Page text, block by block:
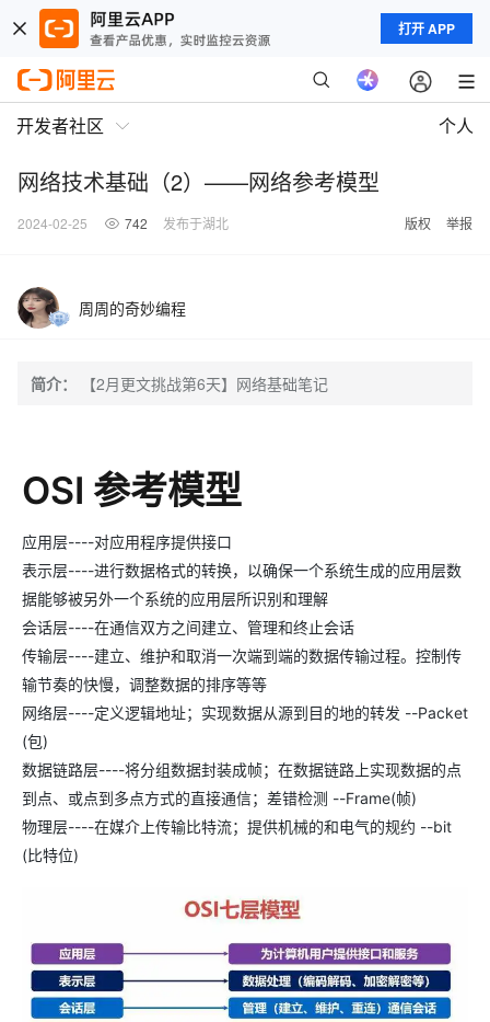
打开 APP
开发者社区 个人
网络技术基础（2）——网络参考模型
2024-02-25 742 发布于湖北 版权 举报
周周的奇妙编程
简介： 【2月更文挑战第6天】网络基础笔记
OSI 参考模型
应用层----对应用程序提供接口
表示层----进行数据格式的转换，以确保一个系统生成的应用层数
据能够被另外一个系统的应用层所识别和理解
会话层----在通信双方之间建立、管理和终止会话
传输层----建立、维护和取消一次端到端的数据传输过程。控制传
输节奏的快慢，调整数据的排序等等
网络层----定义逻辑地址；实现数据从源到目的地的转发 --Packet
(包)
数据链路层----将分组数据封装成帧；在数据链路上实现数据的点
到点、或点到多点方式的直接通信；差错检测 --Frame(帧)
物理层----在媒介上传输比特流；提供机械的和电气的规约 --bit
(比特位)